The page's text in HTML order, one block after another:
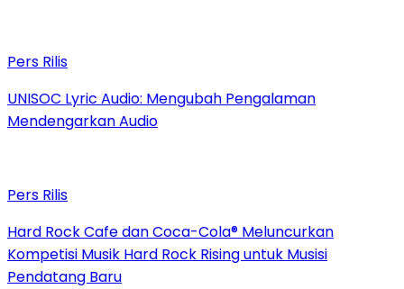
Pers Rilis
UNISOC Lyric Audio: Mengubah Pengalaman
Mendengarkan Audio
Pers Rilis
Hard Rock Cafe dan Coca-Cola® Meluncurkan
Kompetisi Musik Hard Rock Rising untuk Musisi
Pendatang Baru